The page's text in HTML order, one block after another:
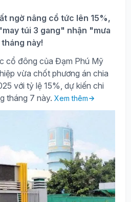
ngờ nâng cổ tức lên 15%,
túi 3 gang" nhận "mưa
này!
cổ đông của Đạm Phú Mỹ
vừa chốt phương án chia
với tỷ lệ 15%, dự kiến chi
tháng 7 này. Xem thêm